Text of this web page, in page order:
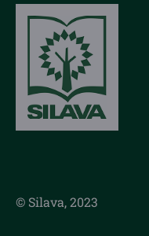
© Silava, 2023